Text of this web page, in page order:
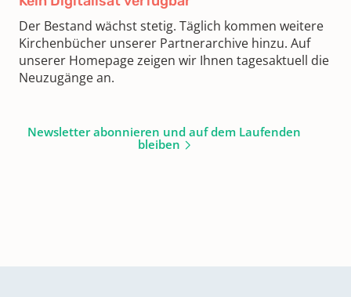
Der Bestand wächst stetig. Täglich kommen weitere
Kirchenbücher unserer Partnerarchive hinzu. Auf
unserer Homepage zeigen wir Ihnen tagesaktuell die
Neuzugänge an.
Newsletter abonnieren und auf dem Laufenden
bleiben